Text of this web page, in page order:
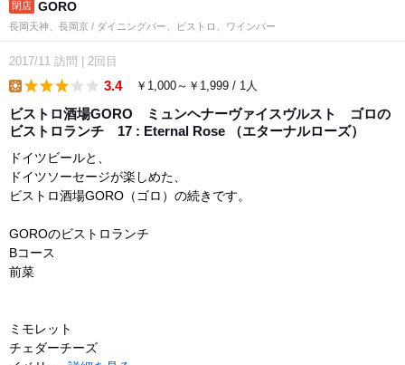
GORO
長岡天神、長岡京 / ダイニングバー、ビストロ、ワインバー
2017/11 訪問 2回目
3.4 ￥1,000～￥1,999 / 1人
ビストロ酒場GORO ミュンヘナーヴァイスヴルスト ゴロの
ビストロランチ 17 : Eternal Rose （エターナルローズ）
ドイツビールと、
ドイツソーセージが楽しめた、
ビストロ酒場GORO（ゴロ）の続きです。
GOROのビストロランチ
Bコース
前菜
ミモレット
チェダーチーズ